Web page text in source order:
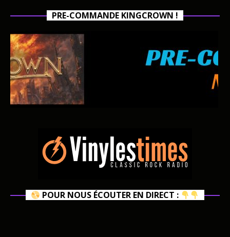
PRE-COMMANDE KINGCROWN !
POUR NOUS ÉCOUTER EN DIRECT :